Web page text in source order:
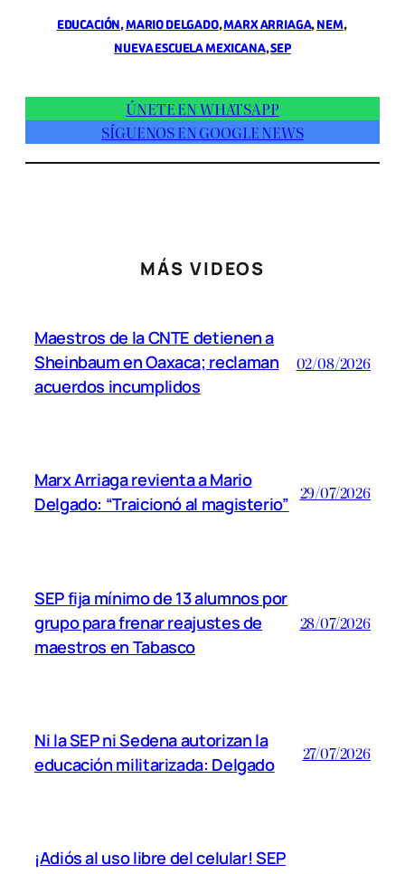
EDUCACIÓN, MARIO DELGADO, MARX ARRIAGA, NEM ,
NUEVA ESCUELA MEXICANA, SEP
ÚNETE EN WHATSAPP
SÍGUENOS EN GOOGLE NEWS
MÁS VIDEOS
Maestros de la CNTE detienen a
Sheinbaum en Oaxaca; reclaman
acuerdos incumplidos
02/08/2026
Marx Arriaga revienta a Mario
Delgado: “Traicionó al magisterio”
29/07/2026
SEP fija mínimo de 13 alumnos por
grupo para frenar reajustes de
maestros en Tabasco
28/07/2026
Ni la SEP ni Sedena autorizan la
educación militarizada: Delgado
27/07/2026
¡Adiós al uso libre del celular! SEP